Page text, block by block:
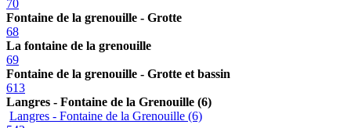
70
Fontaine de la grenouille - Grotte
68
La fontaine de la grenouille
69
Fontaine de la grenouille - Grotte et bassin
613
Langres - Fontaine de la Grenouille (6)
Langres - Fontaine de la Grenouille (6)